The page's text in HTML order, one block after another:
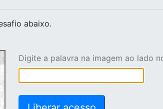
abaixo.
Digite a palavra na imagem ao lado